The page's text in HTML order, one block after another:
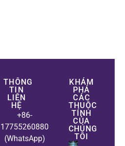
THÔNG
TIN
LIÊN
HỆ
+86-
17755260880
(WhatsApp)
KHÁM
PHÁ
CÁC
THUỘC
TÍNH
CỦA
CHÚNG
TÔI